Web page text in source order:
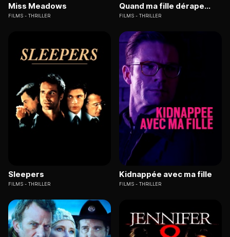
Miss Meadows
FILMS THRILLER
Quand ma fille dérape...
FILMS THRILLER
Sleepers
FILMS THRILLER
Kidnappée avec ma fille
FILMS THRILLER